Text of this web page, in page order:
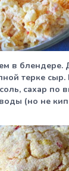
в
терке
сахар по
(но не